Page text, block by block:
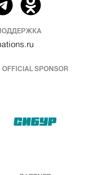
OFFICIAL SPONSOR